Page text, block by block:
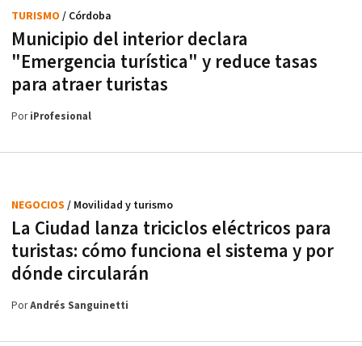
Municipio del interior declara
"Emergencia turística" y reduce tasas
para atraer turistas
TURISMO / Córdoba
PoriProfesional
La Ciudad lanza triciclos eléctricos para
turistas: cómo funciona el sistema y por
dónde circularán
NEGOCIOS / Movilidad y turismo
PorAndrés Sanguinetti